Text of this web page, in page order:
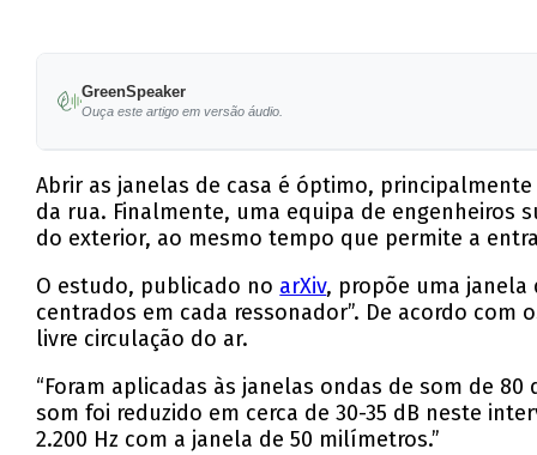
GreenSpeaker
Ouça este artigo em versão áudio.
Abrir as janelas de casa é óptimo,
da rua. Finalmente, uma equipa de engenheiros
do exterior, ao mesmo tempo que permite a
O estudo, publicado no arXiv, propõe uma janela
centrados em cada ressonador”. De acordo
livre circulação do ar.
“Foram aplicadas às janelas ondas de som de
som foi reduzido em cerca de 30-35 dB neste
2.200 Hz com a janela de 50 milímetros.”